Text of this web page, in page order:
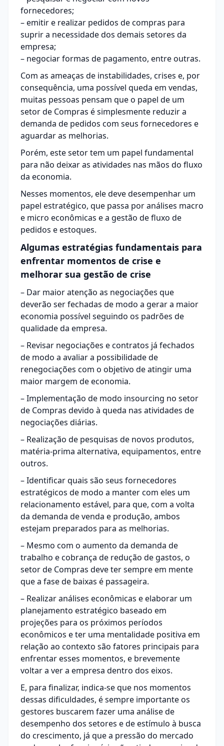
fornecedores;
– emitir e realizar pedidos de compras para
suprir a necessidade dos demais setores da
empresa;
– negociar formas de pagamento, entre outras.
Com as ameaças de instabilidades, crises e, por
consequência, uma possível queda em vendas,
muitas pessoas pensam que o papel de um
setor de Compras é simplesmente reduzir a
demanda de pedidos com seus fornecedores e
aguardar as melhorias.
Porém, este setor tem um papel fundamental
para não deixar as atividades nas mãos do fluxo
da economia.
Nesses momentos, ele deve desempenhar um
papel estratégico, que passa por análises macro
e micro econômicas e a gestão de fluxo de
pedidos e estoques.
Algumas estratégias fundamentais para
enfrentar momentos de crise e
melhorar sua gestão de crise
– Dar maior atenção as negociações que
deverão ser fechadas de modo a gerar a maior
economia possível seguindo os padrões de
qualidade da empresa.
– Revisar negociações e contratos já fechados
de modo a avaliar a possibilidade de
renegociações com o objetivo de atingir uma
maior margem de economia.
– Implementação de modo insourcing no setor
de Compras devido à queda nas atividades de
negociações diárias.
– Realização de pesquisas de novos produtos,
matéria-prima alternativa, equipamentos, entre
outros.
– Identificar quais são seus fornecedores
estratégicos de modo a manter com eles um
relacionamento estável, para que, com a volta
da demanda de venda e produção, ambos
estejam preparados para as melhorias.
– Mesmo com o aumento da demanda de
trabalho e cobrança de redução de gastos, o
setor de Compras deve ter sempre em mente
que a fase de baixas é passageira.
– Realizar análises econômicas e elaborar um
planejamento estratégico baseado em
projeções para os próximos períodos
econômicos e ter uma mentalidade positiva em
relação ao contexto são fatores principais para
enfrentar esses momentos, e brevemente
voltar a ver a empresa dentro dos eixos.
E, para finalizar, indica-se que nos momentos
dessas dificuldades, é sempre importante os
gestores buscarem fazer uma análise de
desempenho dos setores e de estímulo à busca
do crescimento, já que a pressão do mercado